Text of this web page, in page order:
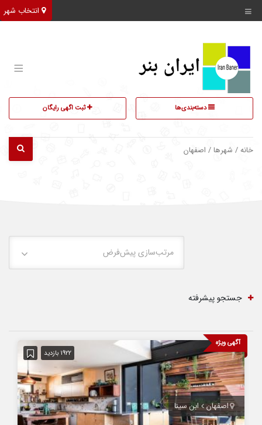
دسته‌بندی‌ها ثبت اگهی رایگان
خانه / شهرها / اصفهان
مرتب‌سازی پیش‌فرض
جستجو پیشرفته
آگهی ویژه
1922 بازدید
اصفهان ابن سینا